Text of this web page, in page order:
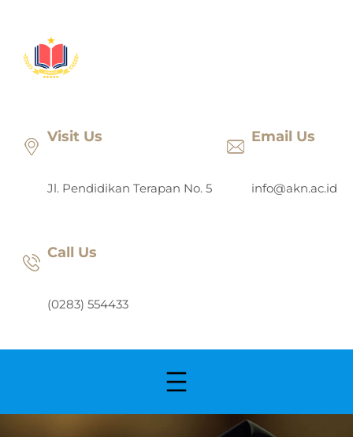
konten
Visit Us
Jl. Pendidikan Terapan No. 5
Email Us
info@akn.ac.id
Call Us
(0283) 554433